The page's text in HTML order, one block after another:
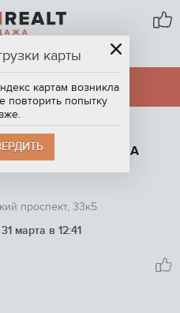
ПРОДАЖА
М2, ЭТАЖ 11 / 17, НА
проспект, 33к5
марта в 12:41
карты
картам возникла
повторить попытку